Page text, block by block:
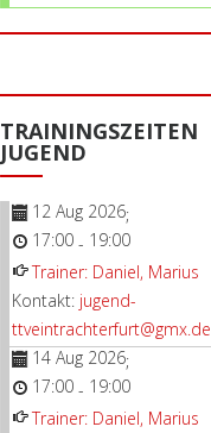
TRAININGSZEITEN
JUGEND
12 Aug 2026;
17:00- 19:00
Trainer: Daniel, Marius
Kontakt: jugend-
ttveintrachterfurt@gmx.de
14 Aug 2026;
17:00- 19:00
Trainer: Daniel, Marius